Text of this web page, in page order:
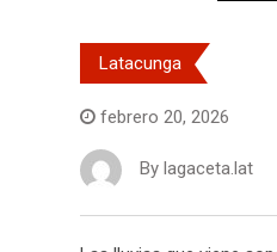
Latacunga
febrero 20, 2026
By lagaceta.lat